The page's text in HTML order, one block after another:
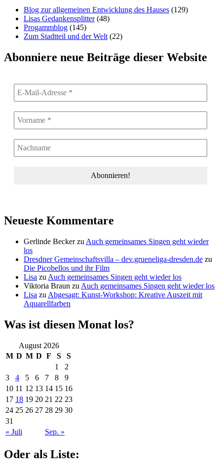
Blog zur allgemeinen Entwicklung des Hauses (129)
Lisas Gedankensplitter(48)
Progammblog (145)
Zum Stadtteil und der Welt (22)
Abonniere neue Beiträge dieser Website
Neueste Kommentare
Gerlinde Beckerzu Auch gemeinsames Singen geht wieder
los
Dresdner Gemeinschaftsvilla – dev.grueneliga-dresden.de zu
Die Picobellos und ihr Film
Lisa zu Auch gemeinsames Singen geht wieder los
Viktoria Braun zu Auch gemeinsames Singen geht wieder los
Lisa zu Abgesagt: Kunst-Workshop: Kreative Auszeit mit
Aquarellfarben
Was ist diesen Monat los?
August 2026
M D M D F S
S
1
2
3
4 5 6 7 8
9
10 11 12 13 14 15 16
17 18 19 20 21 22 23
24 25 26 27 28 29 30
31
« Juli
Sep. »
Oder als Liste: